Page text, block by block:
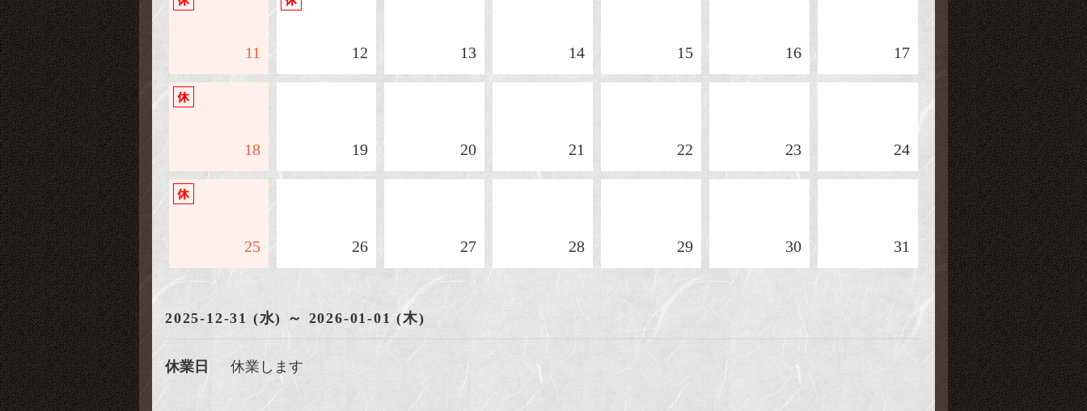
11 12 13 14 15 16 17
18 19 20 21 22 23 24
25 26 27 28 29 30 31
2025-12-31 (水) ～ 2026-01-01 (木)
休業日 休業します